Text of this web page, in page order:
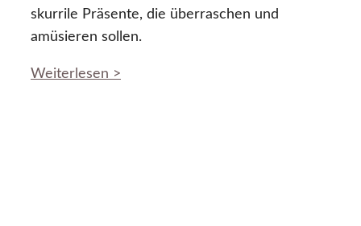
skurrile Präsente, die überraschen und
amüsieren sollen.
Weiterlesen >